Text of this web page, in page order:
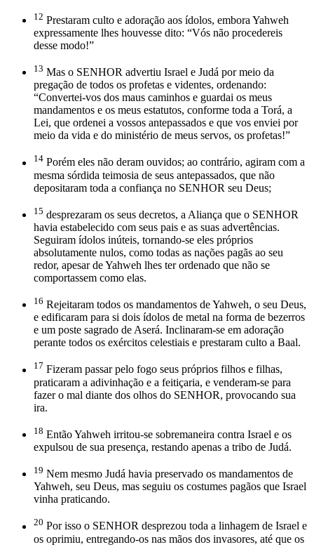
12 Prestaram culto e adoração aos ídolos, embora Yahweh
expressamente lhes houvesse dito: “Vós não procedereis
desse modo!”
13 Mas o SENHOR advertiu Israel e Judá por meio da
pregação de todos os profetas e videntes, ordenando:
“Convertei-vos dos maus caminhos e guardai os meus
mandamentos e os meus estatutos, conforme toda a Torá, a
Lei, que ordenei a vossos antepassados e que vos enviei por
meio da vida e do ministério de meus servos, os profetas!”
14 Porém eles não deram ouvidos; ao contrário, agiram com a
mesma sórdida teimosia de seus antepassados, que não
depositaram toda a confiança no SENHOR seu Deus;
15 desprezaram os seus decretos, a Aliança que o SENHOR
havia estabelecido com seus pais e as suas advertências.
Seguiram ídolos inúteis, tornando-se eles próprios
absolutamente nulos, como todas as nações pagãs ao seu
redor, apesar de Yahweh lhes ter ordenado que não se
comportassem como elas.
16 Rejeitaram todos os mandamentos de Yahweh, o seu Deus,
e edificaram para si dois ídolos de metal na forma de bezerros
e um poste sagrado de Aserá. Inclinaram-se em adoração
perante todos os exércitos celestiais e prestaram culto a Baal.
17 Fizeram passar pelo fogo seus próprios filhos e filhas,
praticaram a adivinhação e a feitiçaria, e venderam-se para
fazer o mal diante dos olhos do SENHOR, provocando sua
ira.
18 Então Yahweh irritou-se sobremaneira contra Israel e os
expulsou de sua presença, restando apenas a tribo de Judá.
19 Nem mesmo Judá havia preservado os mandamentos de
Yahweh, seu Deus, mas seguiu os costumes pagãos que Israel
vinha praticando.
20 Por isso o SENHOR desprezou toda a linhagem de Israel e
os oprimiu, entregando-os nas mãos dos invasores, até que os